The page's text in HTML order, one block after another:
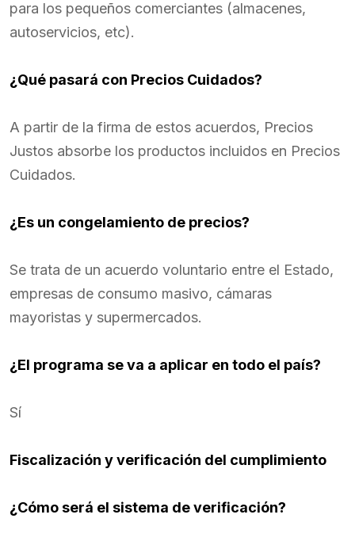
para los pequeños comerciantes (almacenes,
autoservicios, etc).
¿Qué pasará con Precios Cuidados?
A partir de la firma de estos acuerdos, Precios
Justos absorbe los productos incluidos en Precios
Cuidados.
¿Es un congelamiento de precios?
Se trata de un acuerdo voluntario entre el Estado,
empresas de consumo masivo, cámaras
mayoristas y supermercados.
¿El programa se va a aplicar en todo el país?
Sí
Fiscalización y verificación del cumplimiento
¿Cómo será el sistema de verificación?